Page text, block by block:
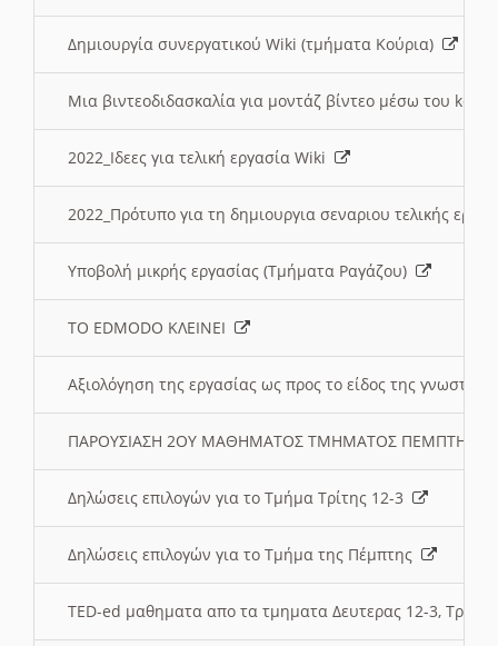
Δημιουργία συνεργατικού Wiki (τμήματα Κούρια)
Μια βιντεοδιδασκαλία για μοντάζ βίντεο μέσω του
2022_Ιδεες για τελική εργασία Wiki
2022_Πρότυπο για τη δημιουργια σεναριου τελικής
Υποβολή μικρής εργασίας (Τμήματα Ραγάζου)
ΤΟ EDMODO ΚΛΕΙΝΕΙ
Αξιολόγηση της εργασίας ως προς το είδος της
ΠΑΡΟΥΣΙΑΣΗ 2ΟΥ ΜΑΘΗΜΑΤΟΣ ΤΜΗΜΑΤΟΣ
Δηλώσεις επιλογών για το Τμήμα Τρίτης 12-3
Δηλώσεις επιλογών για το Τμήμα της Πέμπτης
TED-ed μαθηματα απο τα τμηματα Δευτερας 12-3,